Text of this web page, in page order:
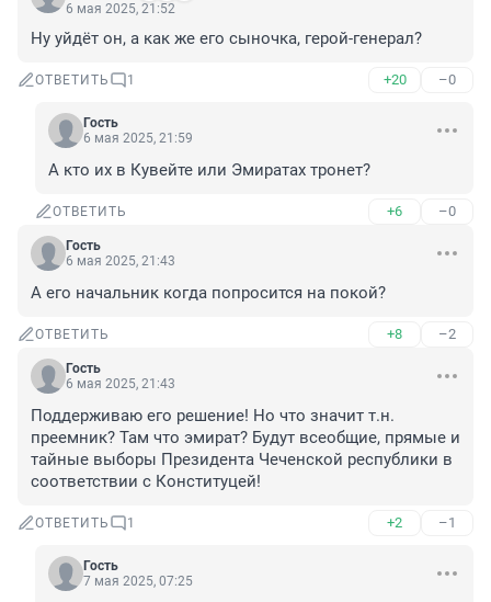
6 мая 2025, 21:52
Ну уйдёт он, а как же его сыночка, герой-генерал?
ОТВЕТИТЬ 1 +20 –0
Гость
6 мая 2025, 21:59
А кто их в Кувейте или Эмиратах тронет?
ОТВЕТИТЬ +6 –0
Гость
6 мая 2025, 21:43
А его начальник когда попросится на покой?
ОТВЕТИТЬ +8 –2
Гость
6 мая 2025, 21:43
Поддерживаю его решение! Но что значит т.н.
преемник? Там что эмират? Будут всеобщие, прямые и
тайные выборы Президента Чеченской республики в
соответствии с Конституцей!
ОТВЕТИТЬ 1 +2 –1
Гость
7 мая 2025, 07:25